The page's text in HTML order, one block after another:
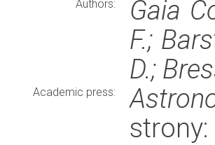
Authors:
Gaia
F.;
D.;
Academic press: